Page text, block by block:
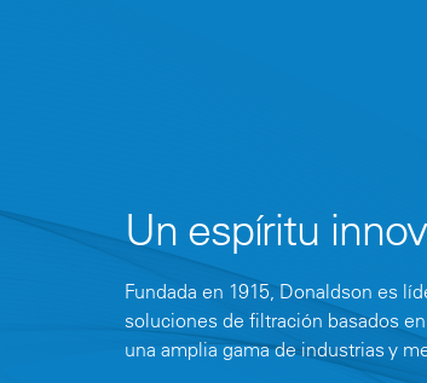
Un espíritu
Fundada en 1915, Donaldson es
soluciones de filtración basados
una amplia gama de industrias y